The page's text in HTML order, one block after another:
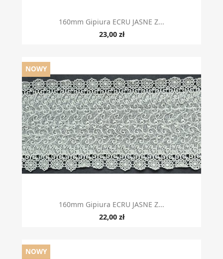
160mm Gipiura ECRU JASNE Z...
23,00 zł
160mm Gipiura ECRU JASNE Z...
22,00 zł
NOWY
NOWY